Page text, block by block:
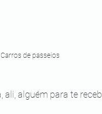
Carros de passeios
ali, alguém para te